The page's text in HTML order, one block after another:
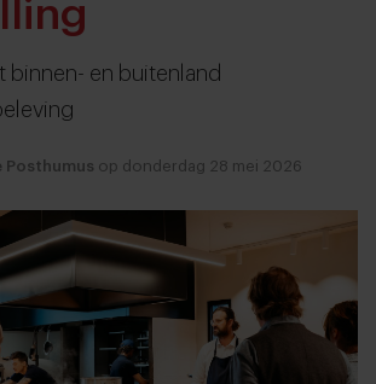
binnen- en buitenland
Posthumus op donderdag 28 mei 2026